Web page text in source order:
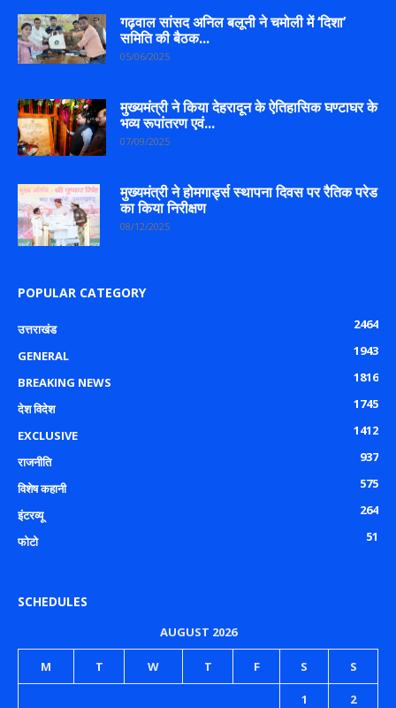
गढ़वाल सांसद अनिल बलूनी ने चमोली में ‘दिशा’
समिति की बैठक...
05/06/2025
मुख्यमंत्री ने किया देहरादून के ऐतिहासिक घण्टाघर के
भव्य रूपांतरण एवं...
07/09/2025
मुख्यमंत्री ने होमगार्ड्स स्थापना दिवस पर रैतिक परेड
का किया निरीक्षण
08/12/2025
POPULAR CATEGORY
उत्तराखंड
2464
GENERAL
1943
BREAKING NEWS
1816
देश विदेश
1745
EXCLUSIVE
1412
राजनीति
937
विशेष कहानी
575
इंटरव्यू
264
फोटो
51
SCHEDULES
AUGUST 2026
M T W T F S S
1
2